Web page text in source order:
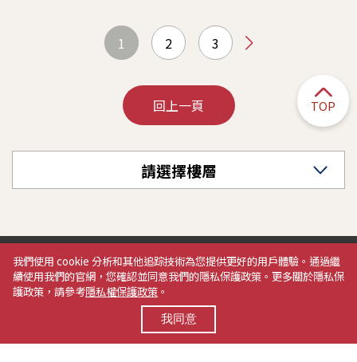
我們使用 cookie 分析和其他追踪技術為您提供更好的用戶體驗。通過繼
續使用我們的官網，您確認並同意我們的隱私保護政策。更多關於隱私保
護政策，請參考隱私權保護政策。
我同意
1 2
關於我們 廠商專區
TOP